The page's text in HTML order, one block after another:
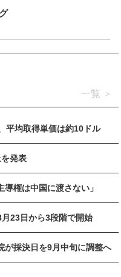
一覧
平均取得単価は約10ドル
発表
権は中国に渡さない」
23日から3段階で開始
が採決日を9月中旬に調整へ